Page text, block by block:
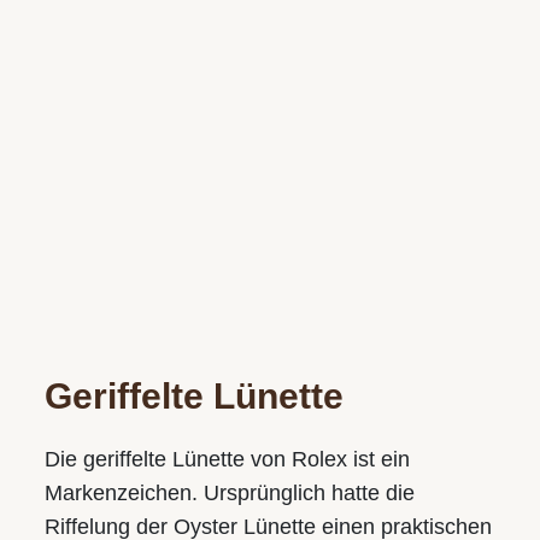
Geriffelte Lünette
Die geriffelte Lünette von Rolex ist ein
Markenzeichen. Ursprünglich hatte die
Riffelung der Oyster Lünette einen praktischen